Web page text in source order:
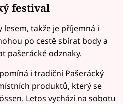
festival
lesem, takže je příjemná i
po cestě sbírat body a
pašerácké odznaky.
i tradiční Pašerácký
produktů, který se
Letos vychází na sobotu